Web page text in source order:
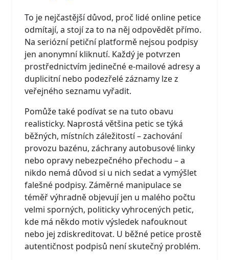
To je nejčastější důvod, proč lidé online petice
odmítají, a stojí za to na něj odpovědět přímo.
Na seriózní petiční platformě nejsou podpisy
jen anonymní kliknutí. Každý je potvrzen
prostřednictvím jedinečné e-mailové adresy a
duplicitní nebo podezřelé záznamy lze z
veřejného seznamu vyřadit.
Pomůže také podívat se na tuto obavu
realisticky. Naprostá většina petic se týká
běžných, místních záležitostí – zachování
provozu bazénu, záchrany autobusové linky
nebo opravy nebezpečného přechodu – a
nikdo nemá důvod si u nich sedat a vymýšlet
falešné podpisy. Záměrné manipulace se
téměř výhradně objevují jen u malého počtu
velmi sporných, politicky vyhrocených petic,
kde má někdo motiv výsledek nafouknout
nebo jej zdiskreditovat. U běžné petice prostě
autentičnost podpisů není skutečný problém.